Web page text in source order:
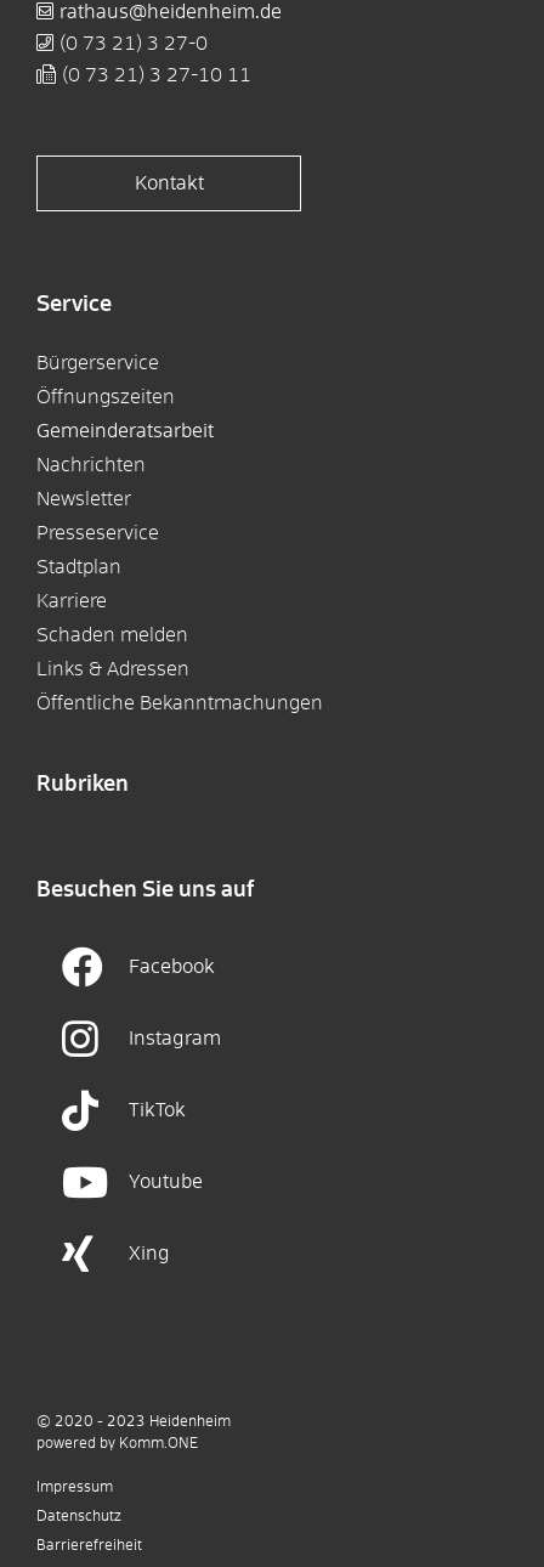
rathaus@heidenheim.de
(0 73 21) 3 27-0
(0 73 21) 3 27-10 11
Kontakt
Service
Bürgerservice
Öffnungszeiten
Gemeinderatsarbeit
Nachrichten
Newsletter
Presseservice
Stadtplan
Karriere
Schaden melden
Links & Adressen
Öffentliche Bekanntmachungen
Rubriken
Besuchen Sie uns auf
Facebook
Instagram
TikTok
Youtube
Xing
© 2020 - 2023 Heidenheim
powered by Komm.ONE
Impressum
Datenschutz
Barrierefreiheit